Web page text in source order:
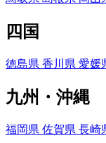
四国
徳島県 香川県 愛媛
九州・沖縄
福岡県 佐賀県 長崎